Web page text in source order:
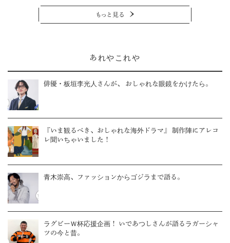
もっと見る
あれやこれや
俳優・板垣李光人さんが、 おしゃれな眼鏡をかけたら。
『いま観るべき、おしゃれな海外ドラマ』 制作陣にアレコ
レ聞いちゃいました！
青木崇高、ファッションからゴジラまで語る。
ラグビーＷ杯応援企画！ いであつしさんが語るラガーシャ
ツの今と昔。